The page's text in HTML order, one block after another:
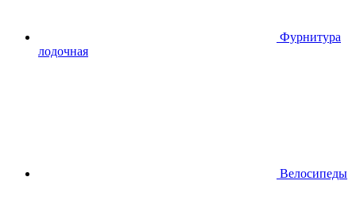
Фурнитура
лодочная
Велосипеды